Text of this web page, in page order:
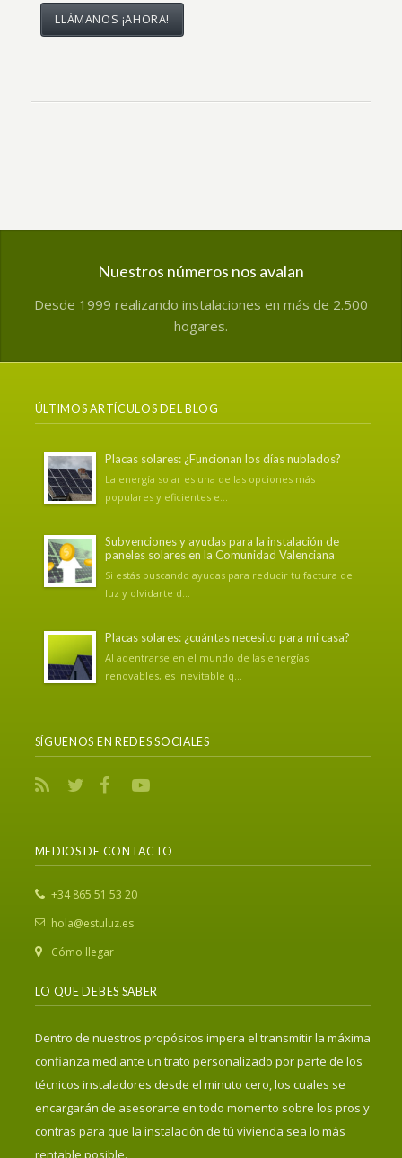
LLÁMANOS ¡AHORA!
Nuestros números nos avalan
Desde 1999 realizando instalaciones en más de 2.500
hogares.
ÚLTIMOS ARTÍCULOS DEL BLOG
Placas solares: ¿Funcionan los días nublados?
La energía solar es una de las opciones más
populares y eficientes e...
Subvenciones y ayudas para la instalación de
paneles solares en la Comunidad Valenciana
Si estás buscando ayudas para reducir tu factura de
luz y olvidarte d...
Placas solares: ¿cuántas necesito para mi casa?
Al adentrarse en el mundo de las energías
renovables, es inevitable q...
SÍGUENOS EN REDES SOCIALES
MEDIOS DE CONTACTO
‎+34 865 51 53 20
hola@estuluz.es
Cómo llegar
LO QUE DEBES SABER
Dentro de nuestros propósitos impera el transmitir la máxima
confianza mediante un trato personalizado por parte de los
técnicos instaladores desde el minuto cero, los cuales se
encargarán de asesorarte en todo momento sobre los pros y
contras para que la instalación de tú vivienda sea lo más
rentable posible.